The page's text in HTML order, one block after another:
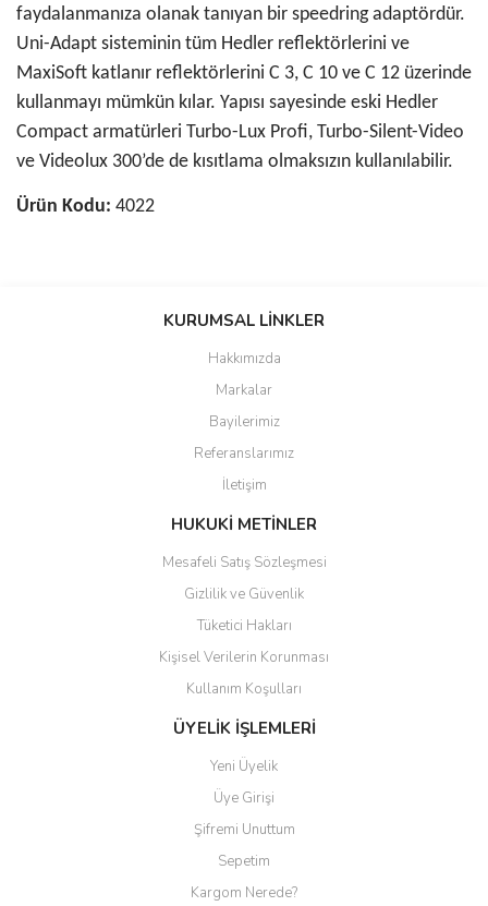
faydalanmanıza olanak tanıyan bir speedring adaptördür.
Uni-Adapt sisteminin tüm Hedler reflektörlerini ve
MaxiSoft katlanır reflektörlerini C 3, C 10 ve C 12 üzerinde
kullanmayı mümkün kılar. Yapısı sayesinde eski Hedler
Compact armatürleri Turbo-Lux Profi, Turbo-Silent-Video
ve Videolux 300’de de kısıtlama olmaksızın kullanılabilir.
Ürün Kodu: 4022
tarafımıza iletebilirsiniz.
Ürün resmi kalitesiz, bozuk veya görüntülenemiyor.
Ürün açıklamasında eksik bilgiler bulunuyor.
Ürün bilgilerinde hatalar bulunuyor.
Ürün fiyatı diğer sitelerden daha pahalı.
Bu ürüne benzer farklı alternatifler olmalı.
Gönder
KURUMSAL LİNKLER
Hakkımızda
Markalar
Bayilerimiz
Referanslarımız
İletişim
HUKUKİ METİNLER
Mesafeli Satış Sözleşmesi
Gizlilik ve Güvenlik
Tüketici Hakları
Kişisel Verilerin Korunması
Kullanım Koşulları
ÜYELİK İŞLEMLERİ
Yeni Üyelik
Üye Girişi
Şifremi Unuttum
Sepetim
Kargom Nerede?